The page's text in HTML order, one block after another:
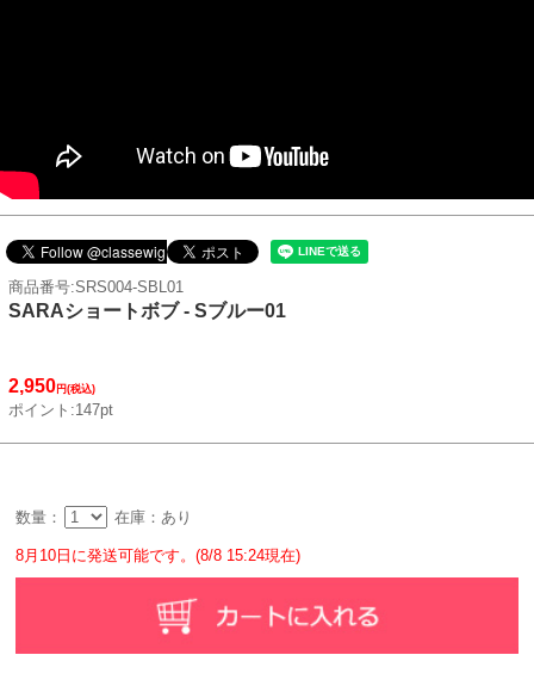
商品番号:SRS004-SBL01
SARAショートボブ - Sブルー01
2,950円(税込)
ポイント:147pt
数量： 在庫：あり
8月10日に発送可能です。(8/8 15:24現在)